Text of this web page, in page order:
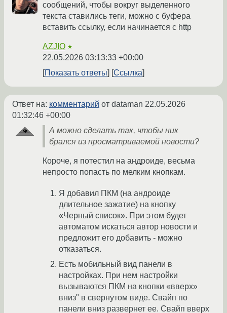
сообщений, чтобы вокруг выделенного
текста ставились теги, можно с буфера
вставить ссылку, если начинается с http
AZJIO ★
22.05.2026 03:13:33 +00:00
Показать ответы
Ссылка
Ответ на: комментарий от dataman 22.05.2026
01:32:46 +00:00
А можно сделать так, чтобы ник
брался из просматриваемой новости?
Короче, я потестил на андроиде, весьма
непросто попасть по мелким кнопкам.
Я добавил ПКМ (на андроиде
длительное зажатие) на кнопку
«Черный список». При этом будет
автоматом искаться автор новости и
предложит его добавить - можно
отказаться.
Есть мобильный вид панели в
настройках. При нем настройки
вызываются ПКМ на кнопки «вверх»
вниз" в свернутом виде. Свайп по
панели вниз развернет ее. Свайп вверх